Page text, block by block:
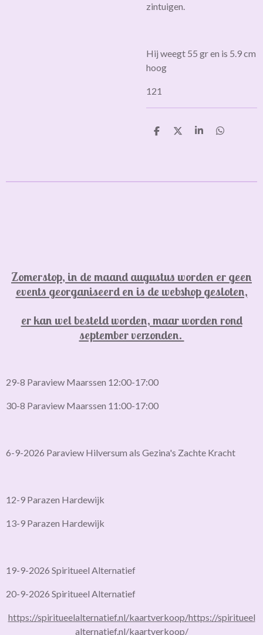
zintuigen.
Hij weegt 55 gr en is 5.9 cm
hoog
121
D
D
S
D
Zomerstop, in de maand augustus worden er geen
events georganiseerd en is de webshop gesloten,
er kan wel besteld worden, maar worden rond
september verzonden.
29-8 Paraview Maarssen 12:00-17:00
30-8 Paraview Maarssen 11:00-17:00
6-9-2026 Paraview Hilversum als Gezina's Zachte Kracht
12-9 Parazen Hardewijk
13-9 Parazen Hardewijk
19-9-2026 Spiritueel Alternatief
20-9-2026 Spiritueel Alternatief
https://spiritueelalternatief.nl/kaartverkoop/https://spiritueel
alternatief.nl/kaartverkoop/